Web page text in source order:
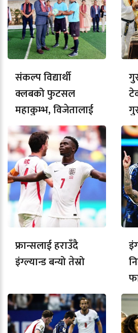
संकल्प विद्यार्थी
क्लबको फुटसल
महाकुम्भ, विजेतालाई
३० हजार नगद
फ्रान्सलाई हराउँदै
इंग्ल्यान्ड बन्यो तेस्रो